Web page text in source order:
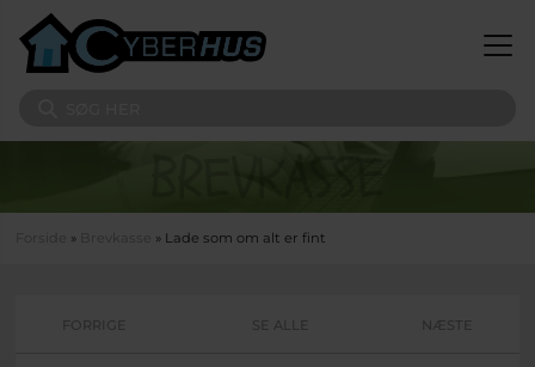
Du er her
» Brevkasse » Lade som om alt er fint
FORRIGE SE ALLE NÆSTE